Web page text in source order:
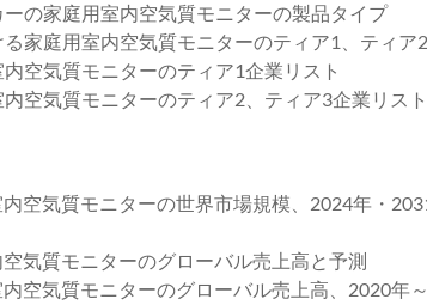
ーの家庭用室内空気質モニターの製品タイプ
る家庭用室内空気質モニターのティア1、ティア
気質モニターのティア1企業リスト
気質モニターのティア2、ティア3企業リスト
気質モニターの世界市場規模、2024年・
空気質モニターのグローバル売上高と予測
気質モニターのグローバル売上高、2020年